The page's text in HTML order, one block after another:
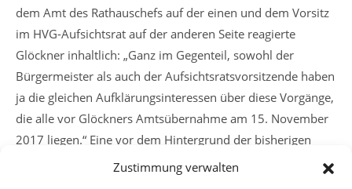
Zustimmung verwalten
dem Amt des Rathauschefs auf der einen und dem Vorsitz
im HVG-Aufsichtsrat auf der anderen Seite reagierte
Glöckner inhaltlich: „Ganz im Gegenteil, sowohl der
Bürgermeister als auch der Aufsichtsratsvorsitzende haben
ja die gleichen Aufklärungsinteressen über diese Vorgänge,
die alle vor Glöckners Amtsübernahme am 15. November
2017 liegen.“ Eine vor dem Hintergrund der bisherigen
Erkenntnisse zumindest bemerkenswerte Aussage.